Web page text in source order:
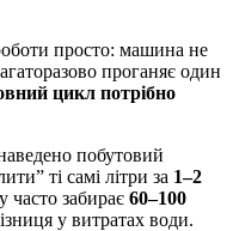
просто: машина не
проганяє один
цикл потрібно
побутовий
ті самі літри за 1–2
часто забирає 60–100
у витратах води.